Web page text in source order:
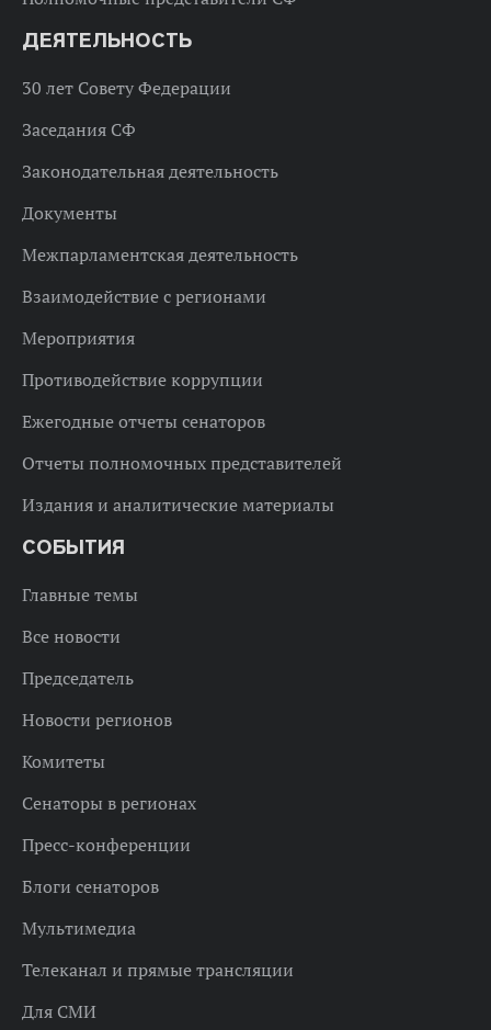
ДЕЯТЕЛЬНОСТЬ
30 лет Совету Федерации
Заседания СФ
Законодательная деятельность
Документы
Межпарламентская деятельность
Взаимодействие с регионами
Мероприятия
Противодействие коррупции
Ежегодные отчеты сенаторов
Отчеты полномочных представителей
Издания и аналитические материалы
СОБЫТИЯ
Главные темы
Все новости
Председатель
Новости регионов
Комитеты
Сенаторы в регионах
Пресс-конференции
Блоги сенаторов
Мультимедиа
Телеканал и прямые трансляции
Для СМИ